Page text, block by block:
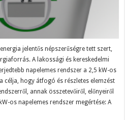
jelentős népszerűségre tett szert,
A lakossági és kereskedelmi
napelemes rendszer a 2,5 kW-os
célja, hogy átfogó és részletes elemzést
annak összetevőiről, előnyeiről
os napelemes rendszer megértése: A